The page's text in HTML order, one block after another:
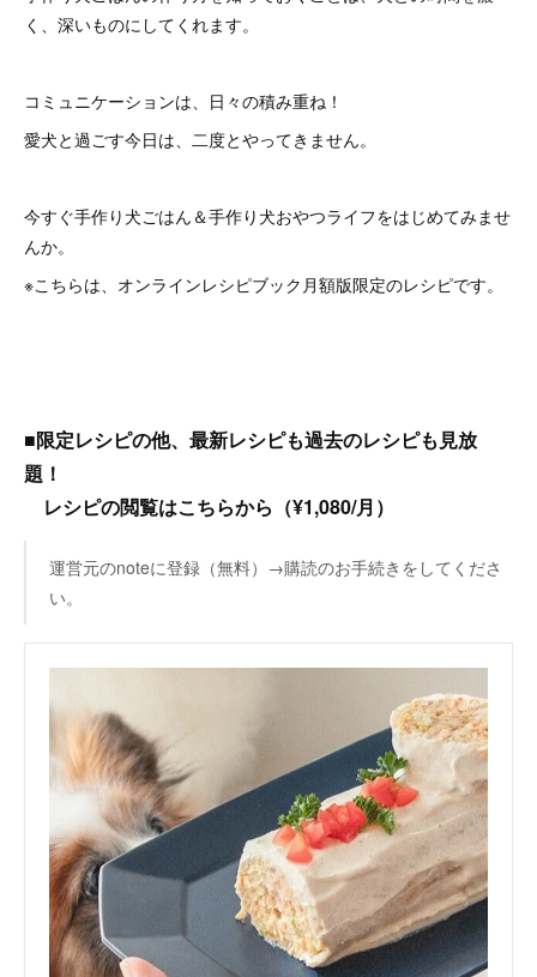
く、深いものにしてくれます。
コミュニケーションは、日々の積み重ね！
愛犬と過ごす今日は、二度とやってきません。
今すぐ手作り犬ごはん＆手作り犬おやつライフをはじめてみませ
んか。
※こちらは、オンラインレシピブック月額版限定のレシピです。
■限定レシピの他、最新レシピも過去のレシピも見放
題！
レシピの閲覧はこちらから（¥1,080/月）
運営元のnoteに登録（無料）→購読のお手続きをしてくださ
い。